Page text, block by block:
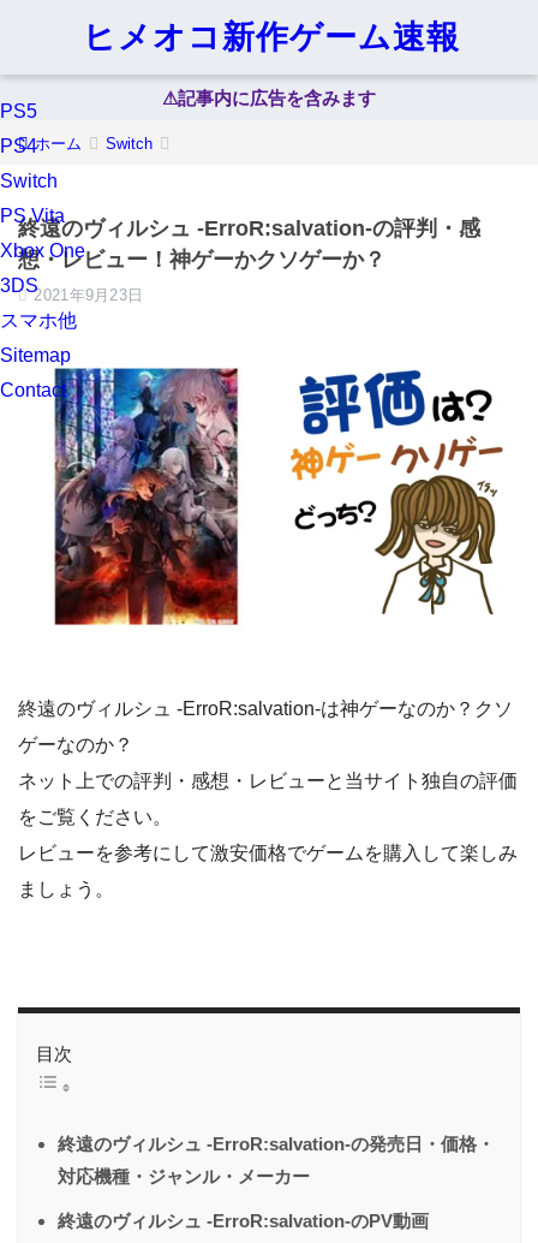
ヒメオコ新作ゲーム速報
PS5
PS4
Switch
PS Vita
Xbox One
3DS
スマホ他
Sitemap
Contact
⚠︎記事内に広告を含みます
ホーム Switch
終遠のヴィルシュ -ErroR:salvation-の評判・感
想・レビュー！神ゲーかクソゲーか？
2021年9月23日
終遠のヴィルシュ -ErroR:salvation-は神ゲーなのか？クソ
ゲーなのか？
ネット上での評判・感想・レビューと当サイト独自の評価
をご覧ください。
レビューを参考にして激安価格でゲームを購入して楽しみ
ましょう。
目次
終遠のヴィルシュ -ErroR:salvation-の発売日・価格・
対応機種・ジャンル・メーカー
終遠のヴィルシュ -ErroR:salvation-のPV動画